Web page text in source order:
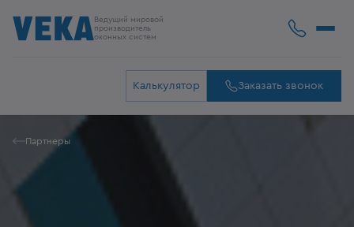
Ведущий мировой
производитель
оконных систем
Калькулятор Заказать звонок
Партнеры